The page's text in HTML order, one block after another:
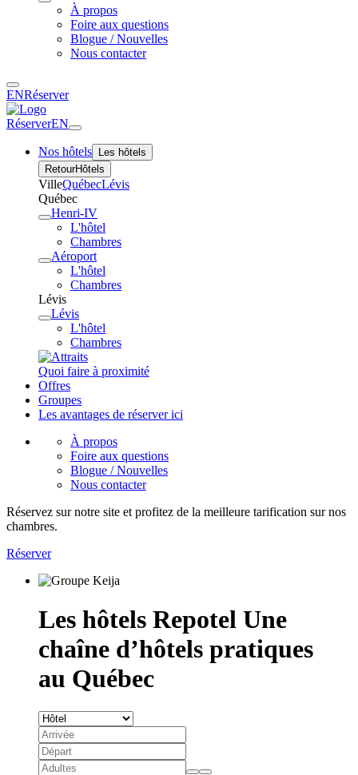
À propos
Foire aux questions
Blogue / Nouvelles
Nous contacter
ENRéserver
RéserverEN
Nos hôtels
Les hôtels
RetourHôtels
VilleQuébecLévis
Québec
Henri-IV
L'hôtel
Chambres
Aéroport
L'hôtel
Chambres
Lévis
Lévis
L'hôtel
Chambres
Quoi faire à proximité
Offres
Groupes
Les avantages de réserver ici
À propos
Foire aux questions
Blogue / Nouvelles
Nous contacter
Réservez sur notre site et profitez de la meilleure tarification sur nos
chambres.
Réserver
Les hôtels Repotel Une
chaîne d’hôtels pratiques
au Québec